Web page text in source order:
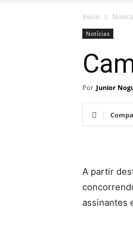
Início
Notícias
Por Junior
A partir
assinantes